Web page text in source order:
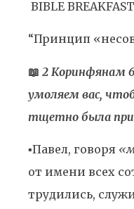
BIBLE BREAKFAST
“Принцип
📖 2 Коринфянам
умоляем вас,
тщетно была
▪️Павел, говоря
от имени всех
трудились,